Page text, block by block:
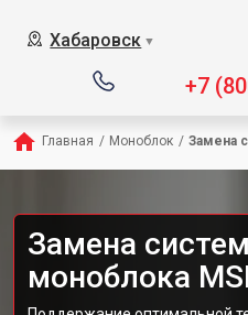
Хабаровск ▼
+7
Главная / Моноблок / Замена
Замена
моноблока